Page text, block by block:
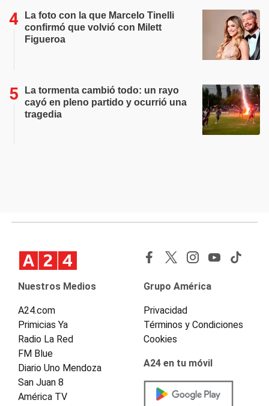
La foto con la que Marcelo Tinelli
confirmó que volvió con Milett
Figueroa
La tormenta cambió todo: un rayo
cayó en pleno partido y ocurrió una
tragedia
Nuestros Medios
A24.com
Primicias Ya
Radio La Red
FM Blue
Diario Uno Mendoza
San Juan 8
América TV
Grupo América
Privacidad
Términos y Condiciones
Cookies
A24 en tu móvil